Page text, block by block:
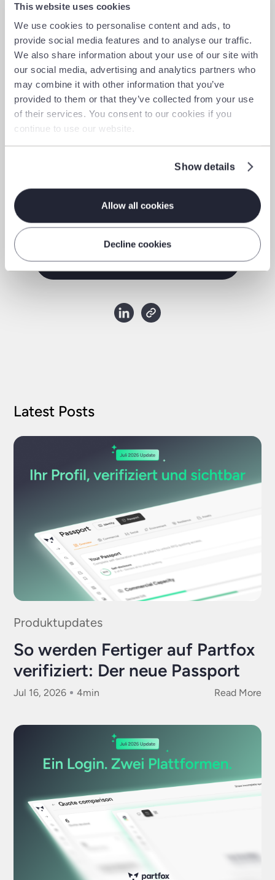
This website uses cookies
We use cookies to personalise content and ads, to
provide social media features and to analyse our traffic.
We also share information about your use of our site with
our social media, advertising and analytics partners who
may combine it with other information that you’ve
provided to them or that they’ve collected from your use
of their services. You consent to our cookies if you
continue to use our website.
Show details
Allow all cookies
Decline cookies
Ob Kundenbeziehungsmanagement,
Marktanalyse oder strategische
Entscheidungsfindung - diese Partnerschaft
bietet eine leistungsstarke, zuverlässige und
benutzerfreundliche Lösung.
Mit Gieni AI in Microsoft Copilot erhalten
Unternehmen präzise Markteinblicke in Echtzeit
Marktintelligenz für alle zugänglich und
umsetzbar macht - vom Einkäufer auf Partfox bis
zur Geschäftsführung im Strategieprozess.
Erfahren Sie mehr von Microsoft
Latest Posts
Produktupdates
So werden Fertiger auf Partfox
verifiziert: Der neue Passport
Jul 16, 2026 4min Read More